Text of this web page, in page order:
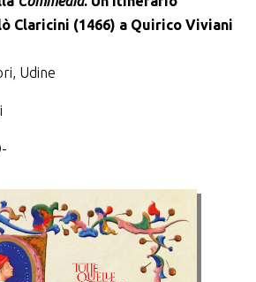
Claricini (1466) a Quirico Viviani
Udine